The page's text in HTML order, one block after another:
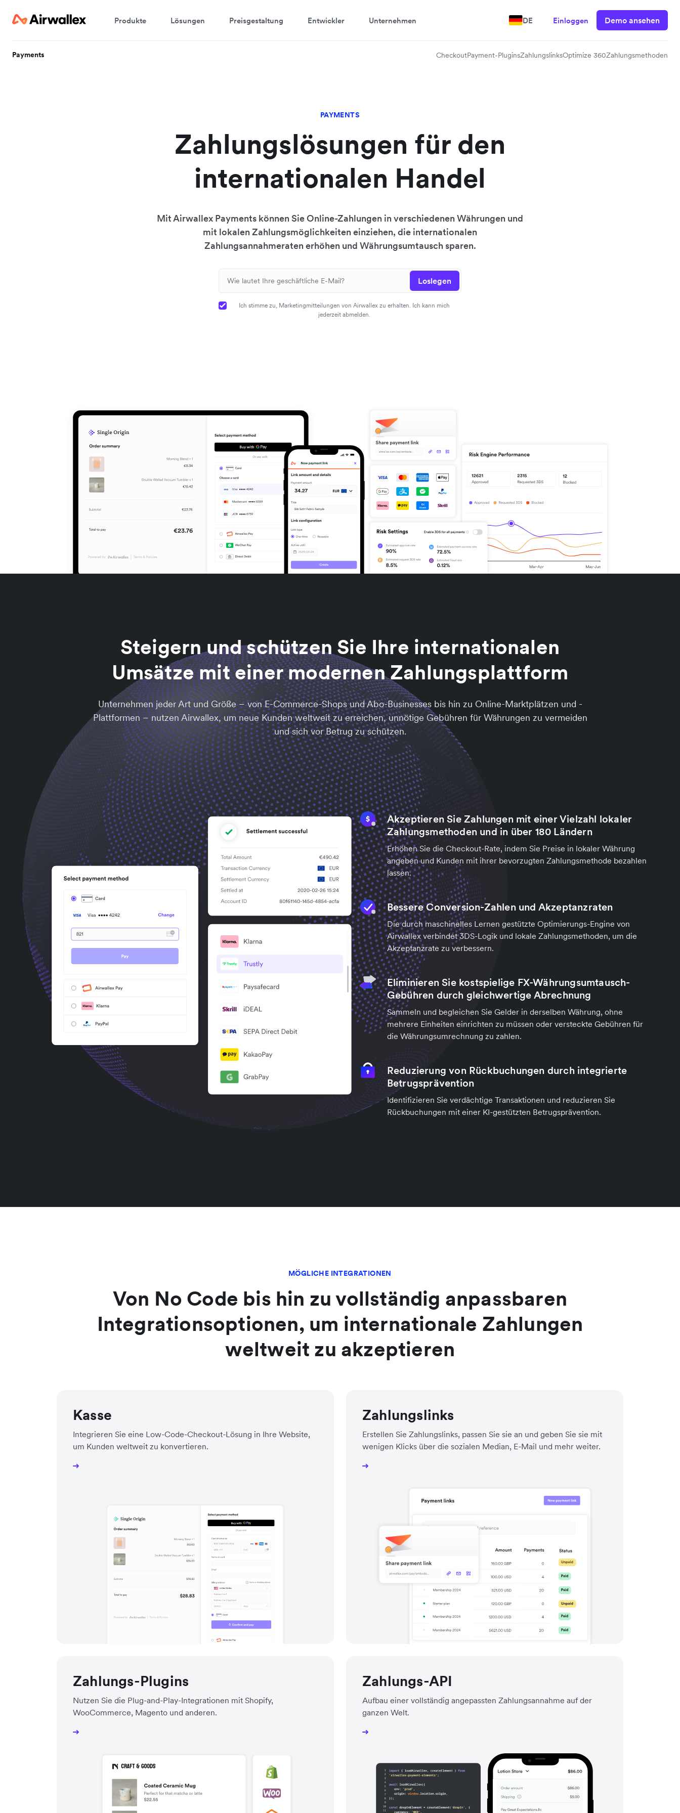
Produkte Lösungen Preisgestaltung Entwickler Unternehmen DE Einloggen Demo ansehen
Payments CheckoutPayment-PluginsZahlungslinksOptimize 360Zahlungsmethoden
PAYMENTS
Zahlungslösungen für den
internationalen Handel
Mit Airwallex Payments können Sie Online-Zahlungen in verschiedenen Währungen und
mit lokalen Zahlungsmöglichkeiten einziehen, die internationalen
Zahlungsannahmeraten erhöhen und Währungsumtausch sparen.
Loslegen
Ich stimme zu, Marketingmitteilungen von Airwallex zu erhalten. Ich kann mich
jederzeit abmelden.
Steigern und schützen Sie Ihre internationalen
Umsätze mit einer modernen Zahlungsplattform
Unternehmen jeder Art und Größe – von E-Commerce-Shops und Abo-Businesses bis hin zu Online-Marktplätzen und -
Plattformen – nutzen Airwallex, um neue Kunden weltweit zu erreichen, unnötige Gebühren für Währungen zu vermeiden
und sich vor Betrug zu schützen.
Akzeptieren Sie Zahlungen mit einer Vielzahl lokaler
Zahlungsmethoden und in über 180 Ländern
Erhöhen Sie die Checkout-Rate, indem Sie Preise in lokaler Währung
angeben und Kunden mit ihrer bevorzugten Zahlungsmethode bezahlen
lassen.
Bessere Conversion-Zahlen und Akzeptanzraten
Die durch maschinelles Lernen gestützte Optimierungs-Engine von
Airwallex verbindet 3DS-Logik und lokale Zahlungsmethoden, um die
Akzeptanzrate zu verbessern.
Eliminieren Sie kostspielige FX-Währungsumtausch-
Gebühren durch gleichwertige Abrechnung
Sammeln und begleichen Sie Gelder in derselben Währung, ohne
mehrere Einheiten einrichten zu müssen oder versteckte Gebühren für
die Währungsumrechnung zu zahlen.
Reduzierung von Rückbuchungen durch integrierte
Betrugsprävention
Identifizieren Sie verdächtige Transaktionen und reduzieren Sie
Rückbuchungen mit einer KI-gestützten Betrugsprävention.
MÖGLICHE INTEGRATIONEN
Von No Code bis hin zu vollständig anpassbaren
Integrationsoptionen, um internationale Zahlungen
weltweit zu akzeptieren
Kasse
Integrieren Sie eine Low-Code-Checkout-Lösung in Ihre Website,
um Kunden weltweit zu konvertieren.
Zahlungslinks
Erstellen Sie Zahlungslinks, passen Sie sie an und geben Sie sie mit
wenigen Klicks über die sozialen Median, E-Mail und mehr weiter.
Zahlungs-Plugins
Nutzen Sie die Plug-and-Play-Integrationen mit Shopify,
WooCommerce, Magento und anderen.
Zahlungs-API
Aufbau einer vollständig angepassten Zahlungsannahme auf der
ganzen Welt.